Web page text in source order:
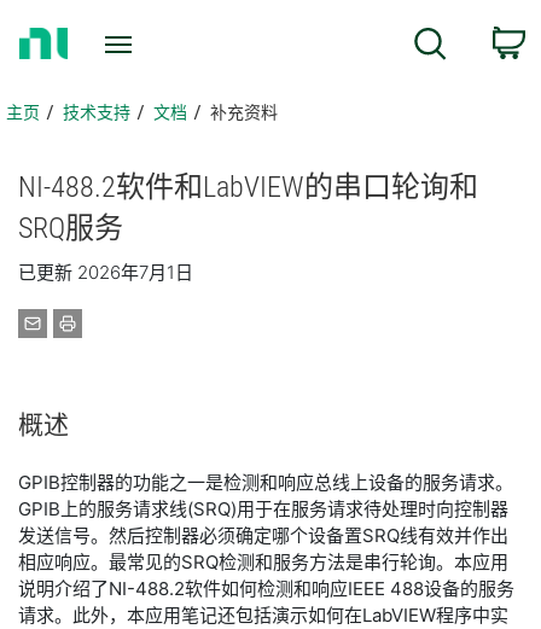
页主页 技术支持 文档 补充资料
NI-488.2软件和 LabVIEW的串口轮询和
SRQ服务
已更新 2026年7月1日
概述
GPIB控制器的功能之一是检测和响应总线上设备的服务请求。
GPIB上的服务请求线(SRQ)用于在服务请求待处理时向控制器
发送信号。然后控制器必须确定哪个设备置SRQ线有效并作出
相应响应。最常见的SRQ检测和服务方法是串行轮询。本应用
说明介绍了NI-488.2软件如何检测和响应IEEE 488设备的服务
请求。此外，本应用笔记还包括演示如何在LabVIEW程序中实